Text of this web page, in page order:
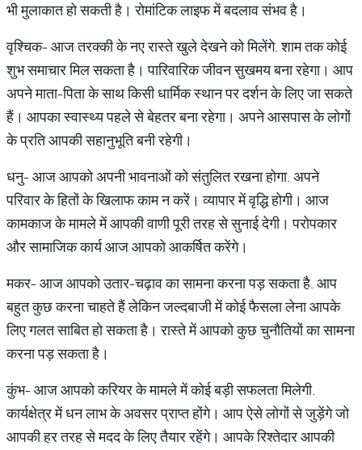
भी मुलाकात हो सकती है। रोमांटिक लाइफ में बदलाव संभव है।
वृश्चिक- आज तरक्की के नए रास्ते खुले देखने को मिलेंगे. शाम तक कोई
शुभ समाचार मिल सकता है। पारिवारिक जीवन सुखमय बना रहेगा। आप
अपने माता-पिता के साथ किसी धार्मिक स्थान पर दर्शन के लिए जा सकते
हैं। आपका स्वास्थ्य पहले से बेहतर बना रहेगा। अपने आसपास के लोगों
के प्रति आपकी सहानुभूति बनी रहेगी।
धनु- आज आपको अपनी भावनाओं को संतुलित रखना होगा. अपने
परिवार के हितों के खिलाफ काम न करें। व्यापार में वृद्धि होगी। आज
कामकाज के मामले में आपकी वाणी पूरी तरह से सुनाई देगी। परोपकार
और सामाजिक कार्य आज आपको आकर्षित करेंगे।
मकर- आज आपको उतार-चढ़ाव का सामना करना पड़ सकता है. आप
बहुत कुछ करना चाहते हैं लेकिन जल्दबाजी में कोई फैसला लेना आपके
लिए गलत साबित हो सकता है। रास्ते में आपको कुछ चुनौतियों का सामना
करना पड़ सकता है।
कुंभ- आज आपको करियर के मामले में कोई बड़ी सफलता मिलेगी.
कार्यक्षेत्र में धन लाभ के अवसर प्राप्त होंगे। आप ऐसे लोगों से जुड़ेंगे जो
आपकी हर तरह से मदद के लिए तैयार रहेंगे। आपके रिश्तेदार आपकी